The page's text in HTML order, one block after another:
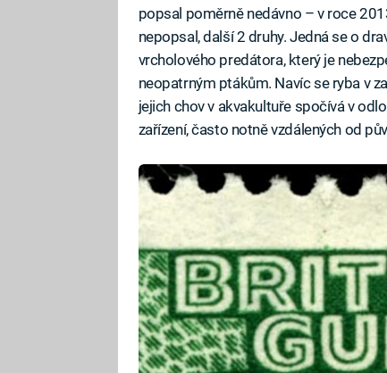
popsal poměrně nedávno – v roce
nepopsal, další 2 druhy. Jedná se o
vrcholového predátora, který je
neopatrným ptákům. Navíc se ryba v
jejich chov v akvakultuře spočívá v
zařízení, často notně vzdálených od